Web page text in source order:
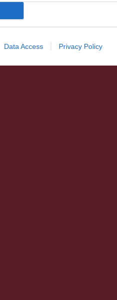
Data Access Privacy Policy